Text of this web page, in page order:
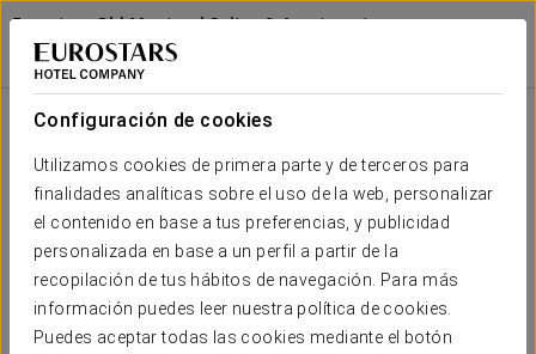
Configuración de cookies
Utilizamos cookies de primera parte y de terceros para
finalidades analíticas sobre el uso de la web, personalizar
el contenido en base a tus preferencias, y publicidad
personalizada en base a un perfil a partir de la
recopilación de tus hábitos de navegación. Para más
información puedes leer nuestra política de cookies.
Puedes aceptar todas las cookies mediante el botón
Eurostars Old Montreal Suites & Apartments
MONTREALHistoria Del Edificio
El edificio que hoy alberga el Eurostars Old Montreal Suites &
Apartments ha sido testigo del desarrollo arquitectónico de
Montreal. Desde su construcción, ha vivido en el epicentro de
la actividad empresarial de la ciudad, combinando una
elegancia clásica con la funcionalidad de un edificio de
oficinas moderno. Su arquitectura, influencia del estilo Beaux-
Arts, refleja la ambición de la época, conservando aún hoy su